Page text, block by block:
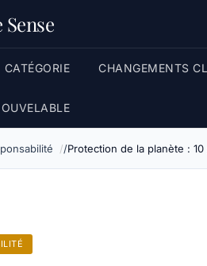
CATÉGORIE CHANGEMENTS
Protection de la planète :